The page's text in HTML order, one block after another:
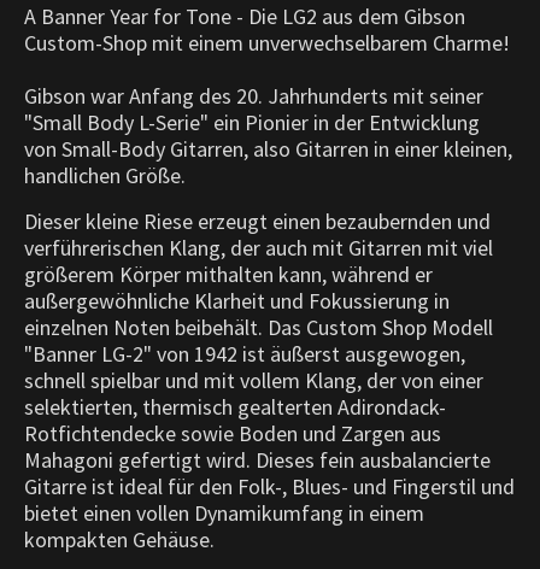
A Banner Year for Tone - Die LG2 aus dem Gibson
Custom-Shop mit einem unverwechselbarem Charme!
Gibson war Anfang des 20. Jahrhunderts mit seiner
"Small Body L-Serie" ein Pionier in der Entwicklung
von Small-Body Gitarren, also Gitarren in einer kleinen,
handlichen Größe.
Dieser kleine Riese erzeugt einen bezaubernden und
verführerischen Klang, der auch mit Gitarren mit viel
größerem Körper mithalten kann, während er
außergewöhnliche Klarheit und Fokussierung in
einzelnen Noten beibehält. Das Custom Shop Modell
"Banner LG-2" von 1942 ist äußerst ausgewogen,
schnell spielbar und mit vollem Klang, der von einer
selektierten, thermisch gealterten Adirondack-
Rotfichtendecke sowie Boden und Zargen aus
Mahagoni gefertigt wird. Dieses fein ausbalancierte
Gitarre ist ideal für den Folk-, Blues- und Fingerstil und
bietet einen vollen Dynamikumfang in einem
kompakten Gehäuse.